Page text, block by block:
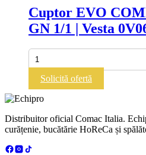
nivele
GN
1/1
Vesta
0V1011E
Cuptor EVO
GN 1/1 | Vesta
Cantitate
Cuptor
EVO
COMBI
digital
6
nivele
GN
|
Solicită ofertă
Distribuitor oficial Comac Italia.
curățenie, bucătărie HoReCa și